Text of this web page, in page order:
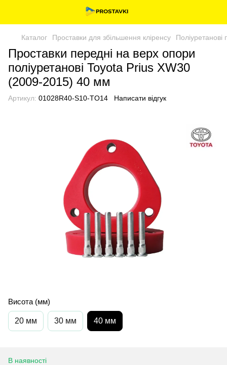
Каталог Проставки для збільшення кліренсу Поліуретанові
Проставки передні на верх опори
поліуретанові Toyota Prius XW30
(2009-2015) 40 мм
Артикул: 01028R40-S10-TO14 Написати відгук
Висота (мм)
20 мм 30 мм 40 мм
В наявності